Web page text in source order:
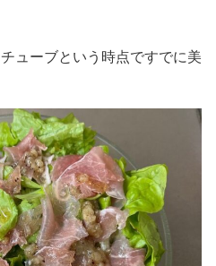
ューブという時点ですでに美